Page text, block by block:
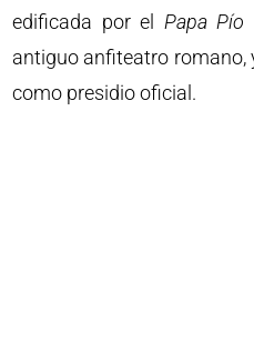
edificada por el Papa Pío
antiguo anfiteatro romano,
como presidio oficial.